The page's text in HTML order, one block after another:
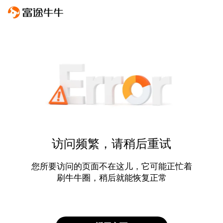
访问频繁，请稍后重试
您所要访问的页面不在这儿，它可能正忙着
刷牛牛圈，稍后就能恢复正常